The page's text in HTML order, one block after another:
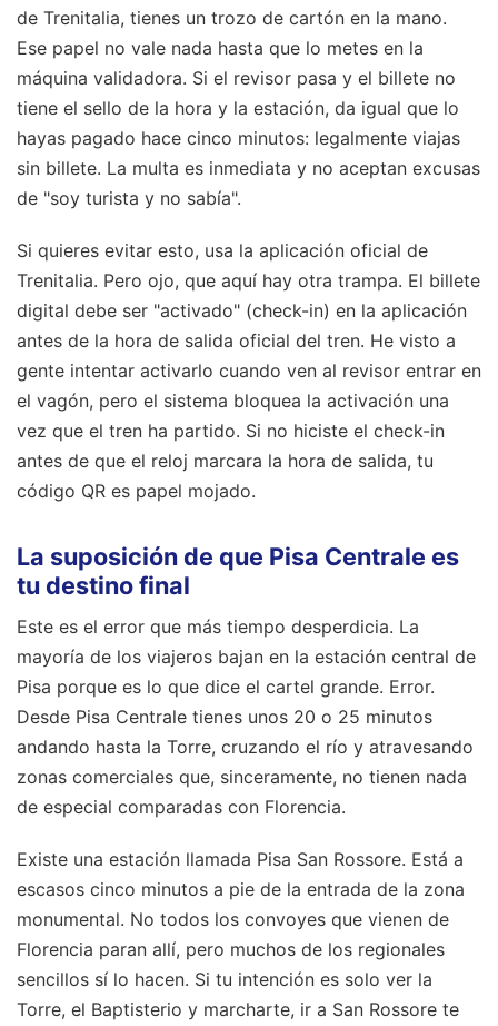
de Trenitalia, tienes un trozo de cartón en la mano.
Ese papel no vale nada hasta que lo metes en la
máquina validadora. Si el revisor pasa y el billete no
tiene el sello de la hora y la estación, da igual que lo
hayas pagado hace cinco minutos: legalmente viajas
sin billete. La multa es inmediata y no aceptan excusas
de "soy turista y no sabía".
Si quieres evitar esto, usa la aplicación oficial de
Trenitalia. Pero ojo, que aquí hay otra trampa. El billete
digital debe ser "activado" (check-in) en la aplicación
antes de la hora de salida oficial del tren. He visto a
gente intentar activarlo cuando ven al revisor entrar en
el vagón, pero el sistema bloquea la activación una
vez que el tren ha partido. Si no hiciste el check-in
antes de que el reloj marcara la hora de salida, tu
código QR es papel mojado.
La suposición de que Pisa Centrale es
tu destino final
Este es el error que más tiempo desperdicia. La
mayoría de los viajeros bajan en la estación central de
Pisa porque es lo que dice el cartel grande. Error.
Desde Pisa Centrale tienes unos 20 o 25 minutos
andando hasta la Torre, cruzando el río y atravesando
zonas comerciales que, sinceramente, no tienen nada
de especial comparadas con Florencia.
Existe una estación llamada Pisa San Rossore. Está a
escasos cinco minutos a pie de la entrada de la zona
monumental. No todos los convoyes que vienen de
Florencia paran allí, pero muchos de los regionales
sencillos sí lo hacen. Si tu intención es solo ver la
Torre, el Baptisterio y marcharte, ir a San Rossore te